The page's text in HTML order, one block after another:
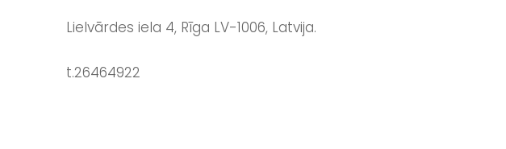
Lielvārdes iela 4, Rīga LV-1006, Latvija.
t.26464922